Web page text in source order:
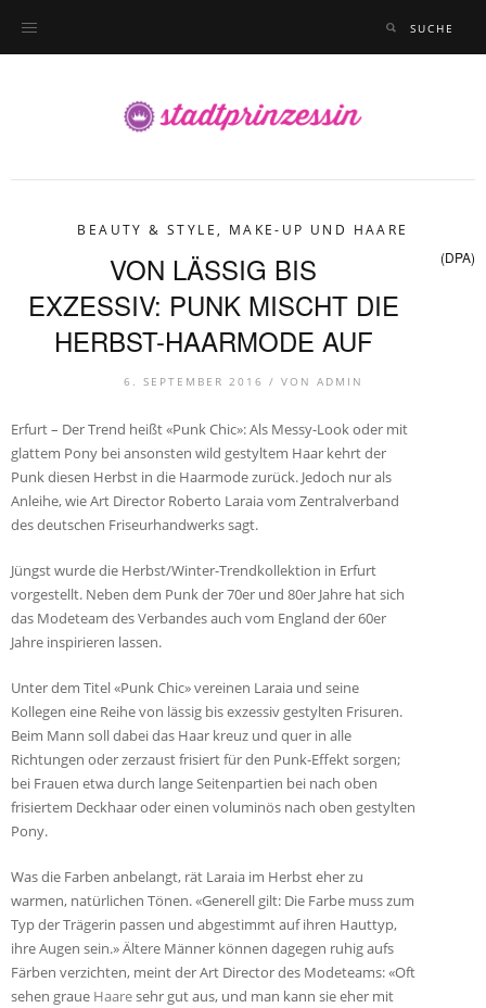
BEAUTY & STYLE , MAKE-UP UND HAARE
VON LÄSSIG BIS
EXZESSIV: PUNK MISCHT DIE
HERBST-HAARMODE AUF
(DPA)
6. SEPTEMBER 2016 / VON ADMIN
Erfurt – Der Trend heißt «Punk Chic»: Als Messy-Look oder mit
glattem Pony bei ansonsten wild gestyltem Haar kehrt der
Punk diesen Herbst in die Haarmode zurück. Jedoch nur als
Anleihe, wie Art Director Roberto Laraia vom Zentralverband
des deutschen Friseurhandwerks sagt.
Jüngst wurde die Herbst/Winter-Trendkollektion in Erfurt
vorgestellt. Neben dem Punk der 70er und 80er Jahre hat sich
das Modeteam des Verbandes auch vom England der 60er
Jahre inspirieren lassen.
Unter dem Titel «Punk Chic» vereinen Laraia und seine
Kollegen eine Reihe von lässig bis exzessiv gestylten Frisuren.
Beim Mann soll dabei das Haar kreuz und quer in alle
Richtungen oder zerzaust frisiert für den Punk-Effekt sorgen;
bei Frauen etwa durch lange Seitenpartien bei nach oben
frisiertem Deckhaar oder einen voluminös nach oben gestylten
Pony.
Was die Farben anbelangt, rät Laraia im Herbst eher zu
warmen, natürlichen Tönen. «Generell gilt: Die Farbe muss zum
Typ der Trägerin passen und abgestimmt auf ihren Hauttyp,
ihre Augen sein.» Ältere Männer können dagegen ruhig aufs
Färben verzichten, meint der Art Director des Modeteams: «Oft
sehen graue Haaresehr gut aus, und man kann sie eher mit